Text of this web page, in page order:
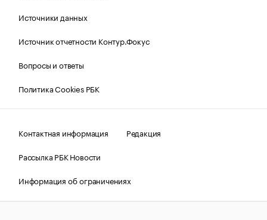
Источники данных
Источник отчетности Контур.Фокус
Вопросы и ответы
Политика Cookies РБК
Контактная информация
Редакция
Рассылка РБК Новости
Информация об ограничениях
Правовая информация
О соблюдении авторских прав